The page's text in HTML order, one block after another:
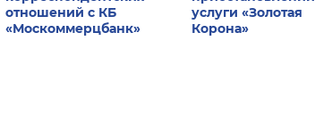
отношений с КБ
«Москоммерцбанк»
услуги «Золотая
Корона»